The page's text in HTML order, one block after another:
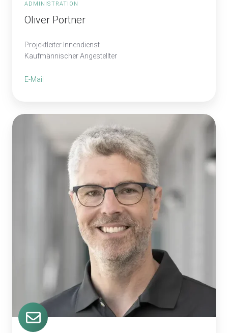
ADMINISTRATION
Oliver Portner
Projektleiter Innendienst
Kaufmännischer Angestellter
E-Mail
Andreas